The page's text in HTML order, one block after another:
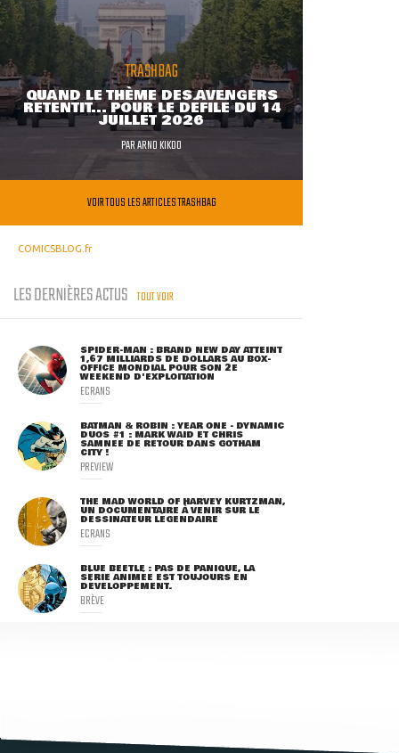
TRASHBAG
QUAND LE THÈME DES AVENGERS
RETENTIT... POUR LE DÉFILÉ DU 14
JUILLET 2026
PARARNO KIKOO
VOIR TOUS LES ARTICLES TRASHBAG
COMICSBLOG.fr
LES DERNIÈRES ACTUS TOUT VOIR
SPIDER-MAN : BRAND NEW DAY ATTEINT
1,67 MILLIARDS DE DOLLARS AU BOX-
OFFICE MONDIAL POUR SON 2E
WEEKEND D'EXPLOITATION
ECRANS
BATMAN & ROBIN : YEAR ONE - DYNAMIC
DUOS #1 : MARK WAID ET CHRIS
SAMNEE DE RETOUR DANS GOTHAM
CITY !
PREVIEW
THE MAD WORLD OF HARVEY KURTZMAN,
UN DOCUMENTAIRE À VENIR SUR LE
DESSINATEUR LÉGENDAIRE
ECRANS
BLUE BEETLE : PAS DE PANIQUE, LA
SÉRIE ANIMÉE EST TOUJOURS EN
DÉVELOPPEMENT.
BRÈVE